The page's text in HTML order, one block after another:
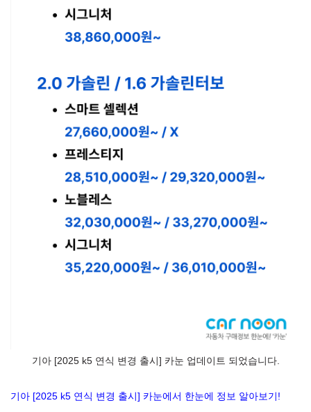
기아 [2025 k5 연식 변경 출시] 카눈 업데이트 되었습니다.
기아 [2025 k5 연식 변경 출시] 카눈에서 한눈에 정보 알아보기!